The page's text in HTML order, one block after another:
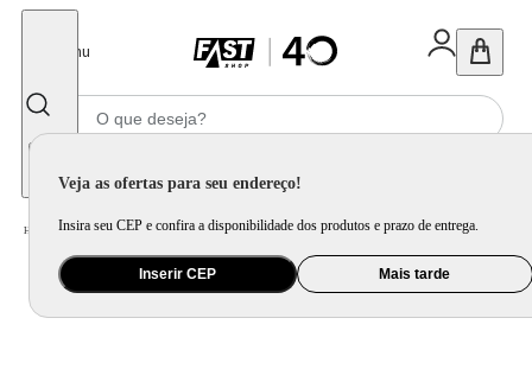
Menu
Veja as ofertas para seu endereço!
Insira seu CEP e confira a disponibilidade dos produtos e prazo de entrega.
Inserir CEP Mais tarde
Home Eletrodomésticos / Cooktop